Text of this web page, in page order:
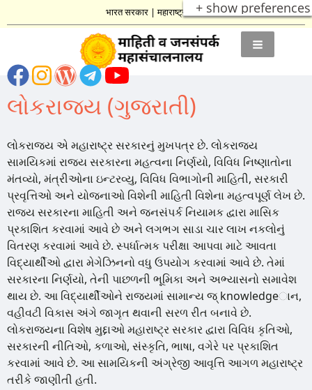
+ show preferences
भारत सरकार|महाराष्ट्र शासन
લોકરાજ્ય (ગુજરાતી)
લોકરાજ્ય એ મહારાષ્ટ્ર સરકારનું મુખપત્ર છે. લોકરાજ્ય
સામયિકમાં રાજ્ય સરકારના મહત્વના નિર્ણયો, વિવિધ નિષ્ણાતોના
મંતવ્યો, મંત્રીઓના ઇન્ટરવ્યુ, વિવિધ વિભાગોની માહિતી, સરકારી
પ્રવૃત્તિઓ અને યોજનાઓ વિશેની માહિતી વિશેના મહત્વપૂર્ણ લેખ છે.
રાજ્ય સરકારના માહિતી અને જનસંપર્ક નિયામક દ્વારા માસિક
પ્રકાશિત કરવામાં આવે છે અને લગભગ સાડા ચાર લાખ નકલોનું
વિતરણ કરવામાં આવે છે. સ્પર્ધાત્મક પરીક્ષા આપવા માટે આવતા
વિદ્યાર્થીઓ દ્વારા મેગેઝિનનો વધુ ઉપયોગ કરવામાં આવે છે. તેમાં
સરકારના નિર્ણયો, તેની પાછળની ભૂમિકા અને અભ્યાસનો સમાવેશ
થાય છે. આ વિદ્યાર્થીઓને રાજ્યમાં સામાન્ય જ્ knowledgeાન,
વહીવટી વિકાસ અંગે જાગૃત થવાની સરળ રીત બનાવે છે.
લોકરાજ્યના વિશેષ મુદ્દાઓ મહારાષ્ટ્ર સરકાર દ્વારા વિવિધ કૃતિઓ,
સરકારની નીતિઓ, કળાઓ, સંસ્કૃતિ, ભાષા, વગેરે પર પ્રકાશિત
કરવામાં આવે છે. આ સામયિકની અંગ્રેજી આવૃત્તિ આગળ મહારાષ્ટ્ર
તરીકે જાણીતી હતી.